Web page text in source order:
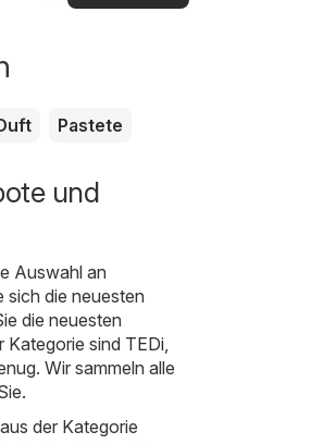
entdecken
Pastete
und
Auswahl an
sich die neuesten
die neuesten
Kategorie sind TEDi
Wir sammeln alle
der Kategorie